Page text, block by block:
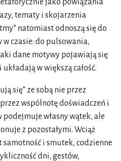
jako powiązania
tematy i skojarzenia
natomiast odnoszą się do
czasie: do pulsowania,
dane motywy pojawiają się
w większą całość.
się” ze sobą nie przez
wspólnotę doświadczeń i
własny wątek, ale
z pozostałymi. Wciąż
samotność i smutek, codzienne
dni, gestów,